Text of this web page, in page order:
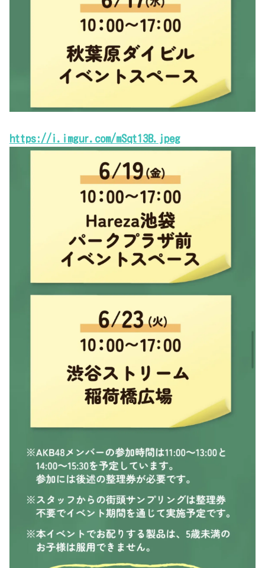
https://i.imgur.com/mSqt13B.jpeg